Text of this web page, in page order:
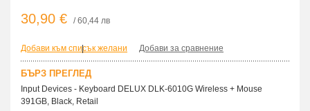
30,90 € / 60,44 лв
Добави към списък желани
| Добави за сравнение
БЪРЗ ПРЕГЛЕД
Input Devices - Keyboard DELUX DLK-6010G Wireless + Mouse
391GB, Black, Retail